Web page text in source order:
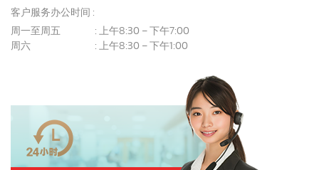
客户服务办公时间 :
周一至周五
:
上午8:30 – 下午7:00
周六
: 上午8:30 – 下午1:00